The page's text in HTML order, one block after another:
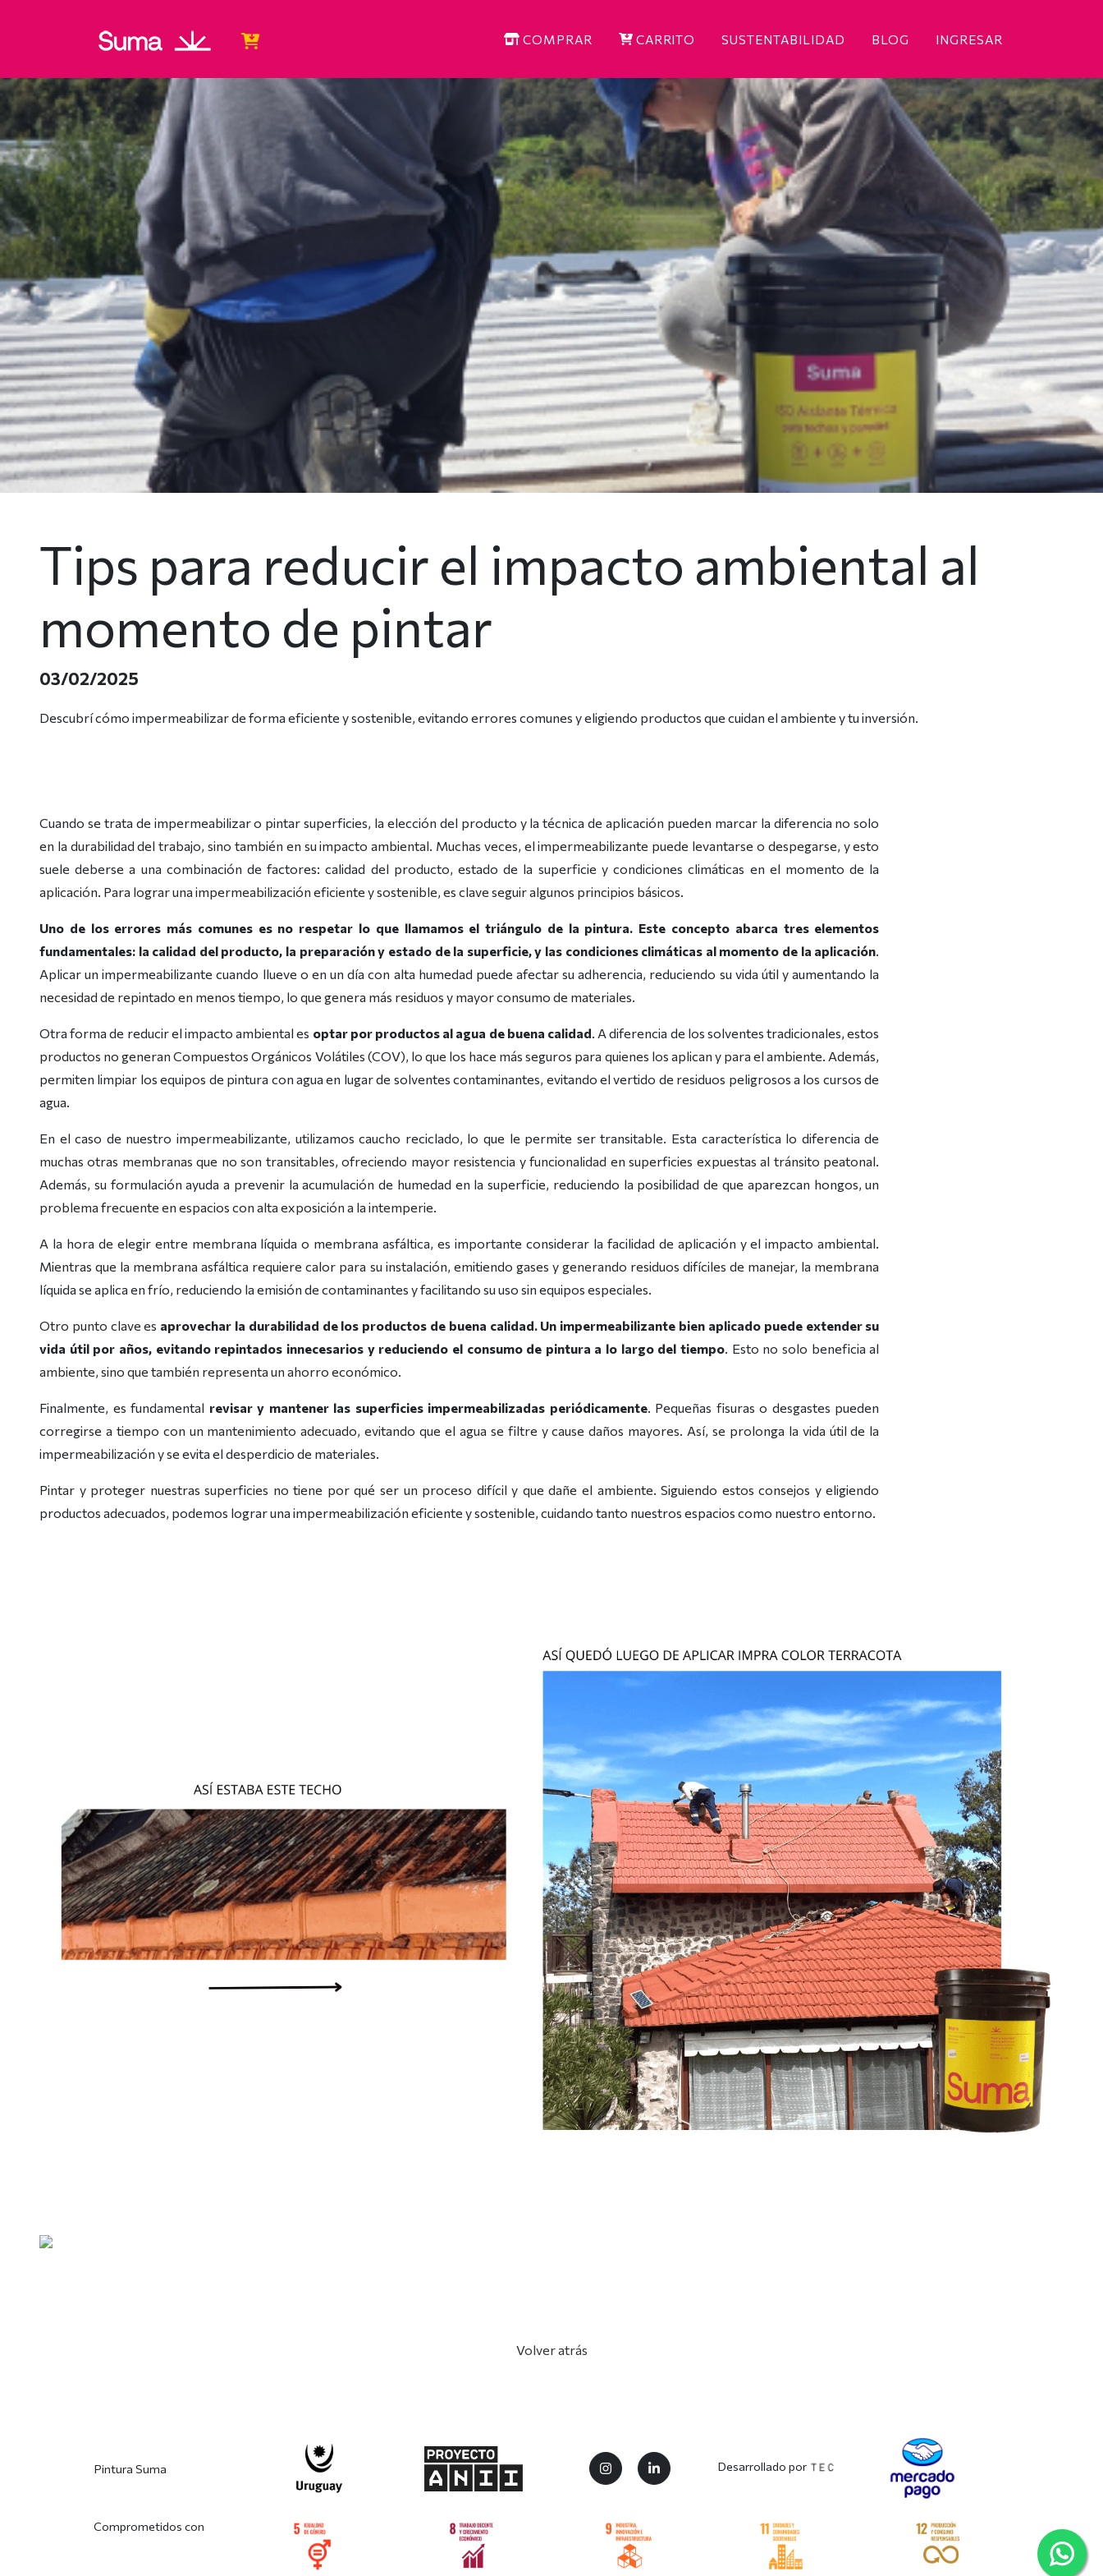
COMPRAR CARRITO SUSTENTABILIDAD BLOG INGRESAR
Tips para reducir el impacto ambiental al
momento de pintar
03/02/2025
Descubrí cómo impermeabilizar de forma eficiente y sostenible, evitando errores comunes y eligiendo productos que cuidan el ambiente y tu inversión.
Cuando se trata de impermeabilizar o pintar superficies, la elección del producto y la técnica de aplicación pueden marcar la diferencia no solo
en la durabilidad del trabajo, sino también en su impacto ambiental. Muchas veces, el impermeabilizante puede levantarse o despegarse, y esto
suele deberse a una combinación de factores: calidad del producto, estado de la superficie y condiciones climáticas en el momento de la
aplicación. Para lograr una impermeabilización eficiente y sostenible, es clave seguir algunos principios básicos.
Uno de los errores más comunes es no respetar lo que llamamos el triángulo de la pintura. Este concepto abarca tres elementos
fundamentales: la calidad del producto, la preparación y estado de la superficie, y las condiciones climáticas al momento de la aplicación.
Aplicar un impermeabilizante cuando llueve o en un día con alta humedad puede afectar su adherencia, reduciendo su vida útil y aumentando la
necesidad de repintado en menos tiempo, lo que genera más residuos y mayor consumo de materiales.
Otra forma de reducir el impacto ambiental es optar por productos al agua de buena calidad. A diferencia de los solventes tradicionales, estos
productos no generan Compuestos Orgánicos Volátiles (COV), lo que los hace más seguros para quienes los aplican y para el ambiente. Además,
permiten limpiar los equipos de pintura con agua en lugar de solventes contaminantes, evitando el vertido de residuos peligrosos a los cursos de
agua.
En el caso de nuestro impermeabilizante, utilizamos caucho reciclado, lo que le permite ser transitable. Esta característica lo diferencia de
muchas otras membranas que no son transitables, ofreciendo mayor resistencia y funcionalidad en superficies expuestas al tránsito peatonal.
Además, su formulación ayuda a prevenir la acumulación de humedad en la superficie, reduciendo la posibilidad de que aparezcan hongos, un
problema frecuente en espacios con alta exposición a la intemperie.
A la hora de elegir entre membrana líquida o membrana asfáltica, es importante considerar la facilidad de aplicación y el impacto ambiental.
Mientras que la membrana asfáltica requiere calor para su instalación, emitiendo gases y generando residuos difíciles de manejar, la membrana
líquida se aplica en frío, reduciendo la emisión de contaminantes y facilitando su uso sin equipos especiales.
Otro punto clave es aprovechar la durabilidad de los productos de buena calidad. Un impermeabilizante bien aplicado puede extender su
vida útil por años, evitando repintados innecesarios y reduciendo el consumo de pintura a lo largo del tiempo. Esto no solo beneficia al
ambiente, sino que también representa un ahorro económico.
Finalmente, es fundamental revisar y mantener las superficies impermeabilizadas periódicamente. Pequeñas fisuras o desgastes pueden
corregirse a tiempo con un mantenimiento adecuado, evitando que el agua se filtre y cause daños mayores. Así, se prolonga la vida útil de la
impermeabilización y se evita el desperdicio de materiales.
Pintar y proteger nuestras superficies no tiene por qué ser un proceso difícil y que dañe el ambiente. Siguiendo estos consejos y eligiendo
productos adecuados, podemos lograr una impermeabilización eficiente y sostenible, cuidando tanto nuestros espacios como nuestro entorno.
Volver atrás
Pintura Suma Desarrollado por
Comprometidos con